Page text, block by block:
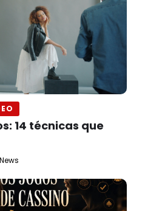
14 técnicas que